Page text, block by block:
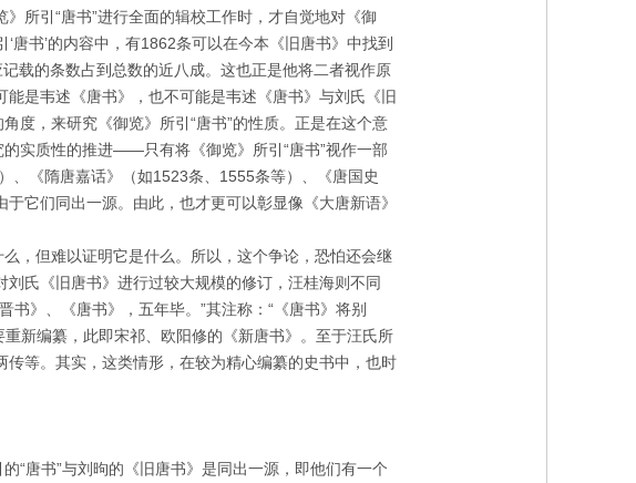
》所引“唐书”进行全面的辑校工作时，才自觉地对《御
唐书’的内容中，有1862条可以在今本《旧唐书》中找到
载的条数占到总数的近八成。这也正是他将二者视作原
是韦述《唐书》，也不可能是韦述《唐书》与刘氏《旧
度，来研究《御览》所引“唐书”的性质。正是在这个意
的实质性的推进——只有将《御览》所引“唐书”视作一部
、《隋唐嘉话》（如1523条、 1555条等）、《唐国史
它们同出一源。由此，也才更可以彰显像《大唐新语》
，但难以证明它是什么。所以，这个争论，恐怕还会继
氏《旧唐书》进行过较大规模的修订，汪桂海则不同
书》、《唐书》，五年毕。”其注称：“《唐书》将别
新编纂，此即宋祁、欧阳修的《新唐书》。至于汪氏所
等。其实，这类情形，在较为精心编纂的史书中，也时
“唐书”与刘昫的《旧唐书》是同出一源，即他们有一个